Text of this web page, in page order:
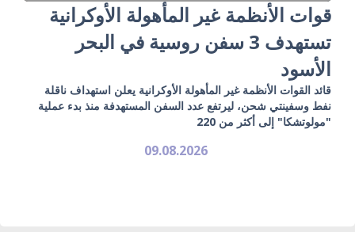
قوات الأنظمة غير المأهولة الأوكرانية
تستهدف 3 سفن روسية في البحر
الأسود
قائد القوات الأنظمة غير المأهولة الأوكرانية يعلن استهداف ناقلة
نفط وسفينتي شحن، ليرتفع عدد السفن المستهدفة منذ بدء عملية
"مولوتشكا" إلى أكثر من 220
09.08.2026